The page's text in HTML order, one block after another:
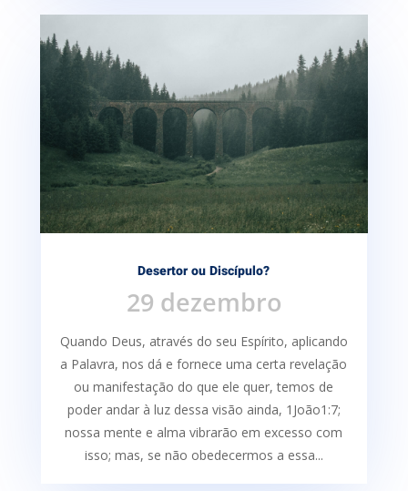
Desertor ou Discípulo?
29 dezembro
Quando Deus, através do seu Espírito, aplicando
a Palavra, nos dá e fornece uma certa re­velação
ou manifestação do que ele quer, temos de
poder andar à luz dessa visão ainda, 1João1:7;
nossa mente e alma vibrarão em excesso com
isso; mas, se não obedecermos a essa...